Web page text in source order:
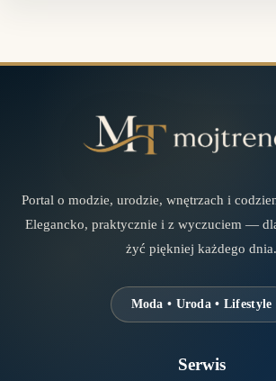
Portal o modzie, urodzie, wnętrzach i
Elegancko, praktycznie i z wyczuciem —
żyć piękniej każdego dnia.
Moda • Uroda • Lifestyle
Serwis